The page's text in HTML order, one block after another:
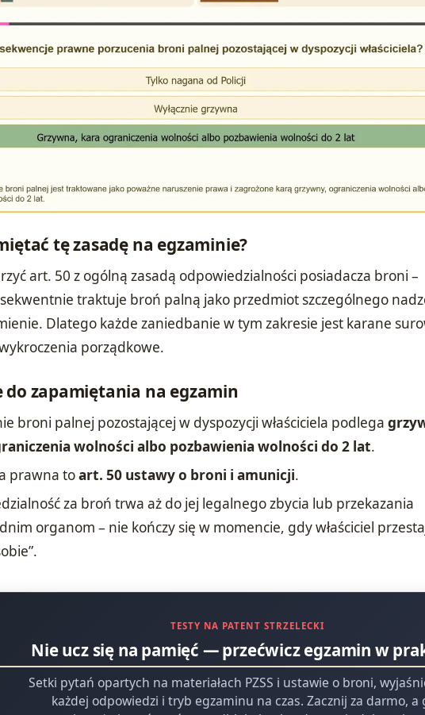
tę zasadę na egzaminie?
art. 50 z ogólną zasadą odpowiedzialności posiadacza broni –
traktuje broń palną jako przedmiot szczególnego
Dlatego każde zaniedbanie w tym zakresie jest karane
porządkowe.
do zapamiętania na egzamin
broni palnej pozostającej w dyspozycji właściciela podlega
wolności albo pozbawienia wolności do 2 lat.
prawna toart. 50 ustawy o broni i amunicji.
za broń trwa aż do jej legalnego zbycia lub przekazania
organom – nie kończy się w momencie, gdy właściciel
TESTY NA PATENT STRZELECKI
Nie ucz się na pamięć — przećwicz egzamin w
Setki pytań opartych na materiałach PZSS i ustawie o broni,
każdej odpowiedzi i tryb egzaminu na czas. Zacznij za darmo, a